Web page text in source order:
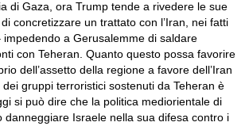
di Gaza, ora Trump tende a rivedere le sue
concretizzare un trattato con l’Iran, nei fatti
a Gerusalemme di saldare
con Teheran. Quanto questo possa favorire
dell’assetto della regione a favore dell’Iran
gruppi terroristici sostenuti da Teheran è
si può dire che la politica mediorientale di
danneggiare Israele nella sua difesa contro i